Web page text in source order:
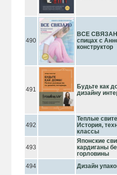
490
ВСЕ
спицах с
конструктор
491
Будьте как
дизайну
492
Теплые
История,
классы
493
Японские
кардиганы
горловины
494
Дизайн